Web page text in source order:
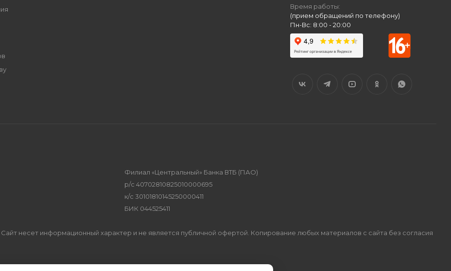
Время работы:
(прием обращений по телефону)
Пн-Вс: 8:00 - 20:00
Филиал «Центральный» Банка ВТБ (ПАО)
р/с 40702810825010000695
к/с 30101810145250000411
БИК 044525411
несет информационный характер и не является публичной офертой. Копирование любых материалов с сайта без согласия